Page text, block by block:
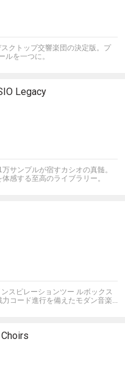
クトップ交響楽団の決定版。プ
ルを一つに。
Legacy
サンプルが宿すカシオの真髄。
感する至高のライブラリー。
スピレーションツー ルボックス
コード進行を備えたモダン音楽...